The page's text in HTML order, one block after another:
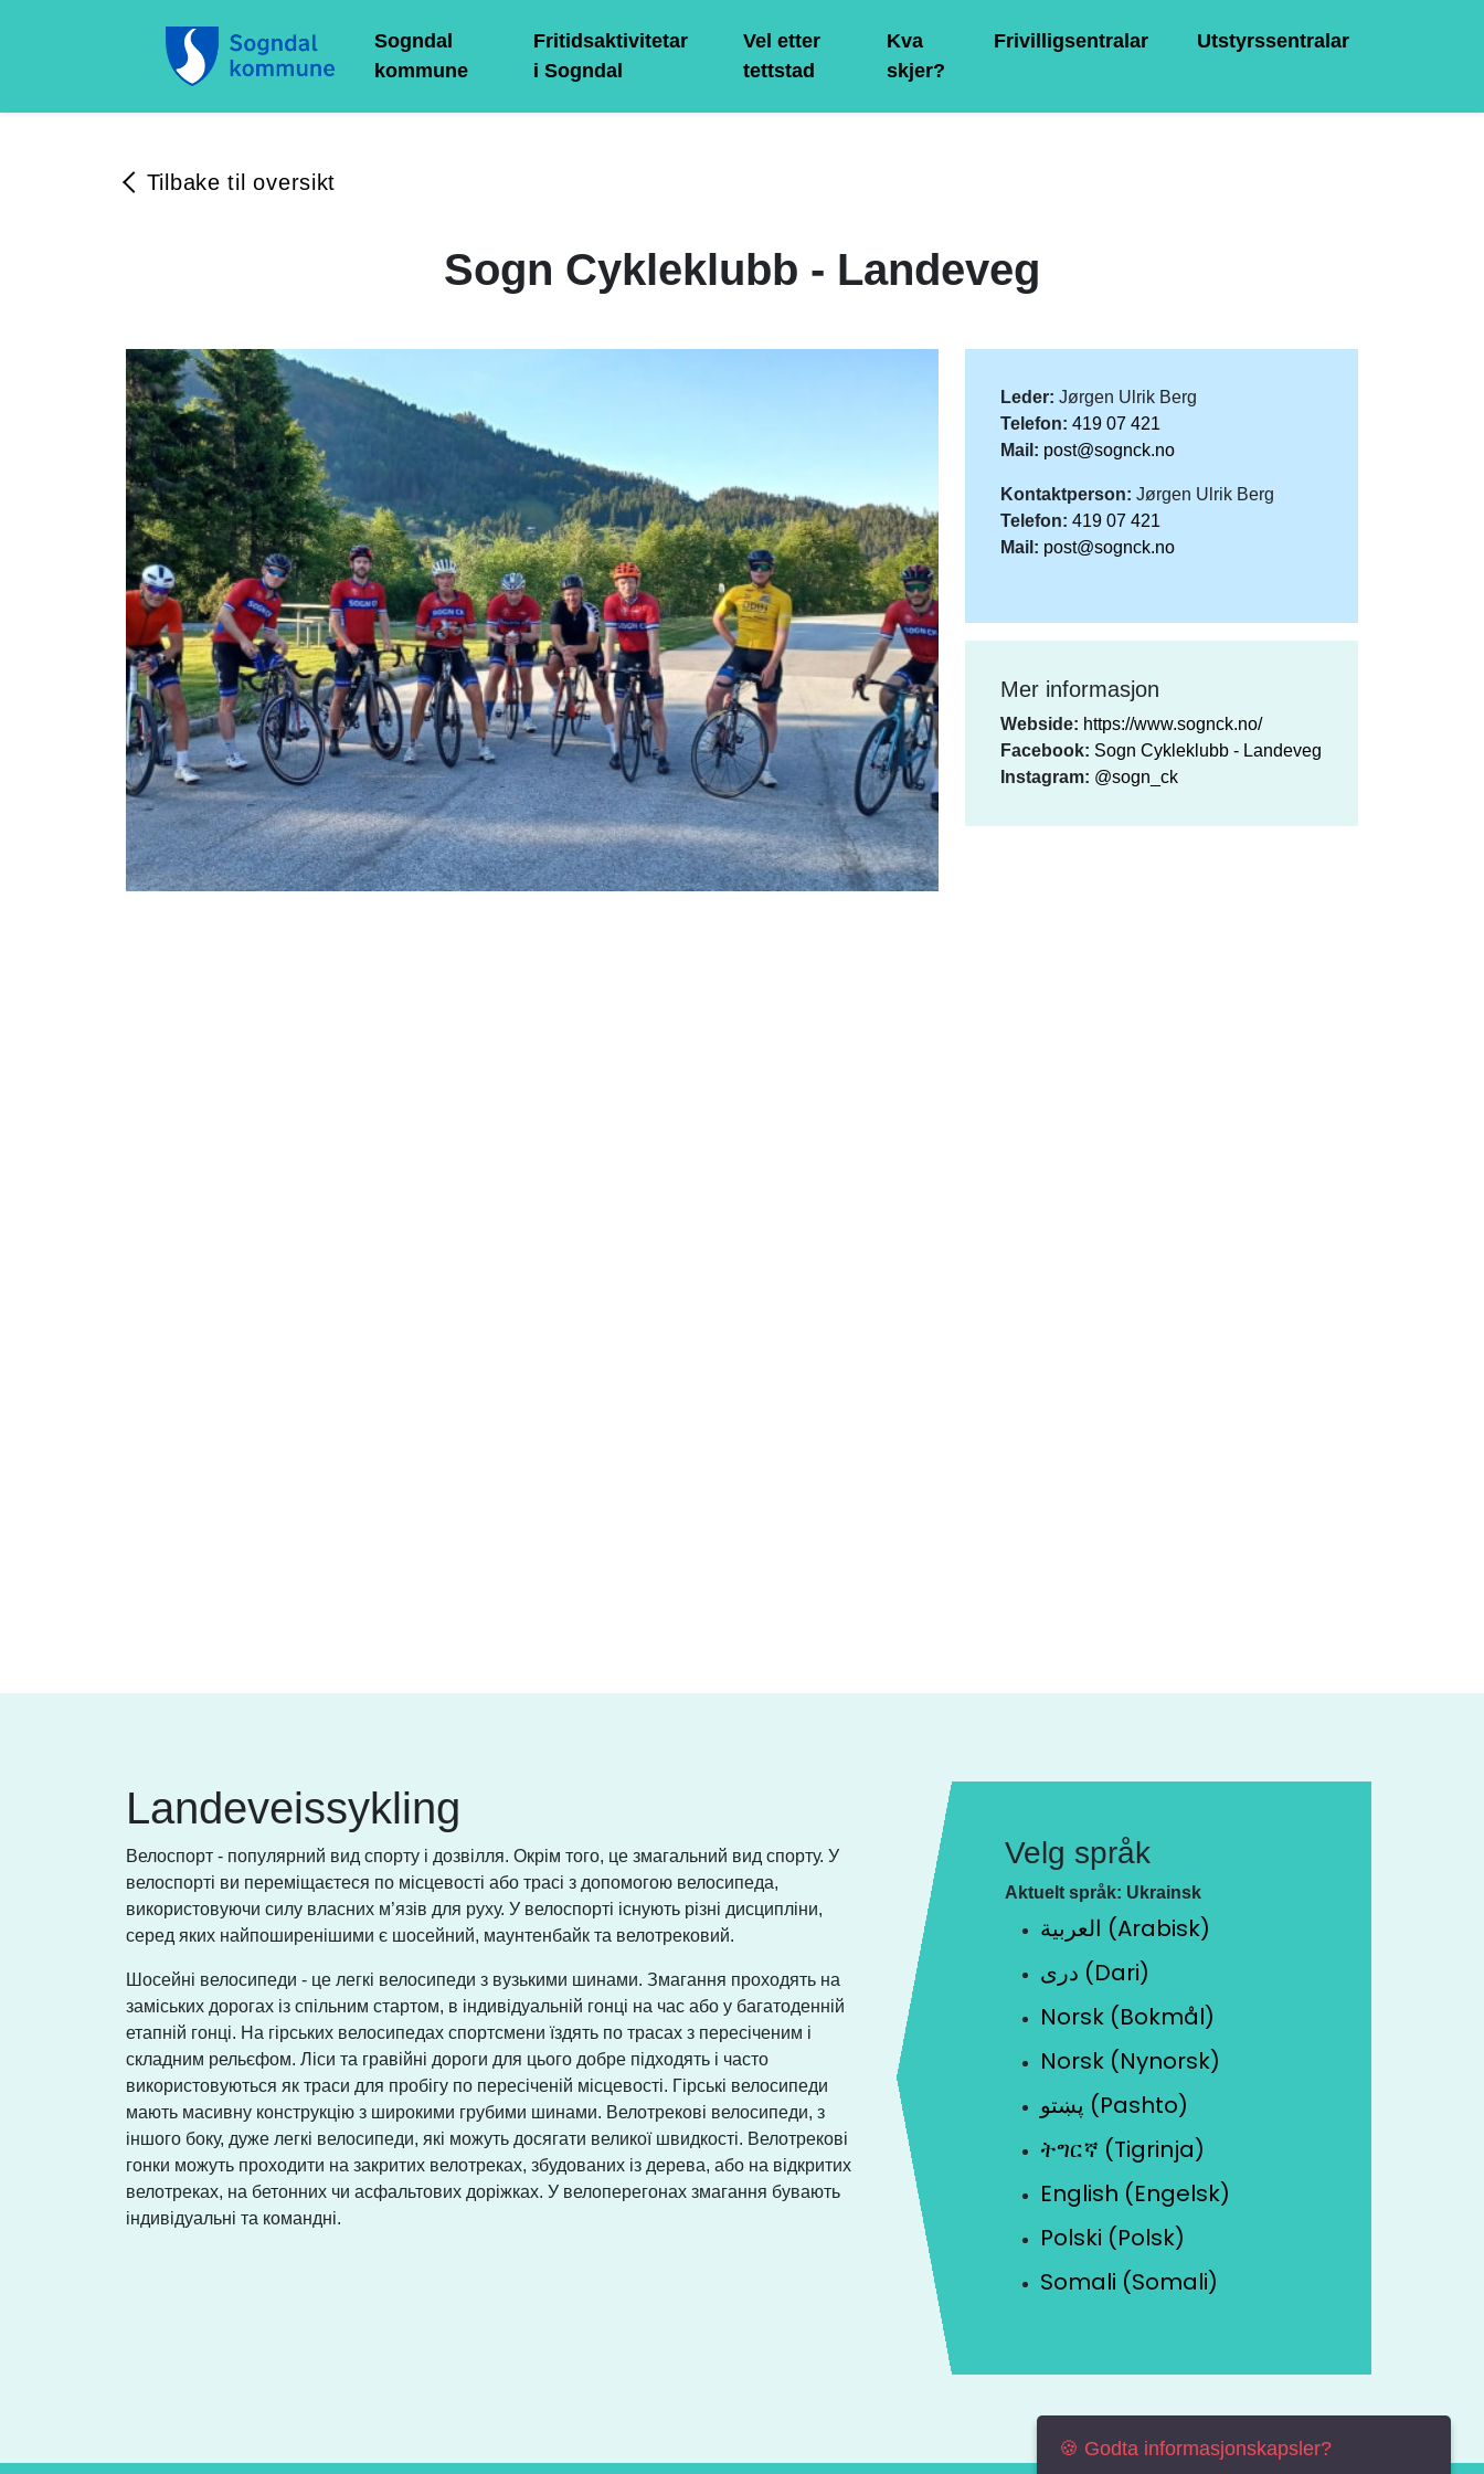
Sogndal
kommune
Fritidsaktivitetar
i Sogndal
Vel etter
tettstad
Kva
skjer?
Frivilligsentralar Utstyrssentralar
Tilbake til oversikt
Sogn Cykleklubb - Landeveg
Leder: Jørgen Ulrik Berg
Telefon: 419 07 421
Mail: post@sognck.no
Kontaktperson: Jørgen Ulrik Berg
Telefon: 419 07 421
Mail: post@sognck.no
Mer informasjon
Webside: https://www.sognck.no/
Facebook: Sogn Cykleklubb - Landeveg
Instagram: @sogn_ck
Landeveissykling
Велоспорт - популярний вид спорту і дозвілля. Окрім того, це змагальний вид спорту. У
велоспорті ви переміщаєтеся по місцевості або трасі з допомогою велосипеда,
використовуючи силу власних м’язів для руху. У велоспорті існують різні дисципліни,
серед яких найпоширенішими є шосейний, маунтенбайк та велотрековий.
Шосейні велосипеди - це легкі велосипеди з вузькими шинами. Змагання проходять на
заміських дорогах із спільним стартом, в індивідуальній гонці на час або у багатоденній
етапній гонці. На гірських велосипедах спортсмени їздять по трасах з пересіченим і
складним рельєфом. Ліси та гравійні дороги для цього добре підходять і часто
використовуються як траси для пробігу по пересіченій місцевості. Гірські велосипеди
мають масивну конструкцію з широкими грубими шинами. Велотрекові велосипеди, з
іншого боку, дуже легкі велосипеди, які можуть досягати великої швидкості. Велотрекові
гонки можуть проходити на закритих велотреках, збудованих із дерева, або на відкритих
велотреках, на бетонних чи асфальтових доріжках. У велоперегонах змагання бувають
індивідуальні та командні.
Velg språk
Aktuelt språk: Ukrainsk
العربية (Arabisk)
دری (Dari)
Norsk (Bokmål)
Norsk (Nynorsk)
پښتو (Pashto)
ትግርኛ (Tigrinja)
English (Engelsk)
Polski (Polsk)
Somali (Somali)
🍪 Godta informasjonskapsler?